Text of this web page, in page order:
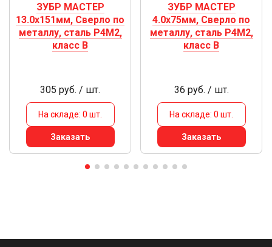
ЗУБР МАСТЕР
13.0х151мм, Сверло по
металлу, сталь Р4М2,
класс В
305 руб. / шт.
На складе: 0 шт.
Заказать
ЗУБР МАСТЕР
4.0х75мм, Сверло по
металлу, сталь Р4М2,
класс В
36 руб. / шт.
На складе: 0 шт.
Заказать